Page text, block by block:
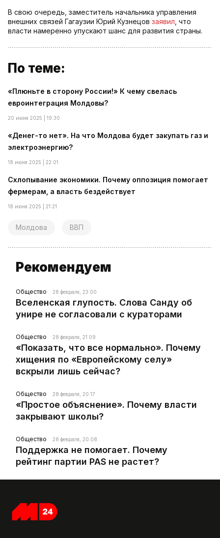
В свою очередь, заместитель начальника управления
внешних связей Гагаузии Юрий Кузнецов заявил , что
власти намеренно упускают шанс для развития страны.
По теме:
«Плюньте в сторону России!» К чему свелась
евроинтеграция Молдовы?
20 июня 2025 | 19:30
«Денег-то нет». На что Молдова будет закупать газ и
электроэнергию?
18 июня 2025 | 22:01
Схлопывание экономики. Почему оппозиция помогает
фермерам, а власть бездействует
18 июня 2025 | 21:21
Молдова ВВП
Рекомендуем
Общество 28 февраля, 23:00
Вселенская глупость. Слова Санду об
унире не согласовали с кураторами
Общество 28 февраля, 21:09
«Показать, что все нормально». Почему
хищения по «Европейскому селу»
вскрыли лишь сейчас?
Общество 28 февраля, 20:17
«Простое объяснение». Почему власти
закрывают школы?
Общество 28 февраля, 20:08
Поддержка не помогает. Почему
рейтинг партии PAS не растет?